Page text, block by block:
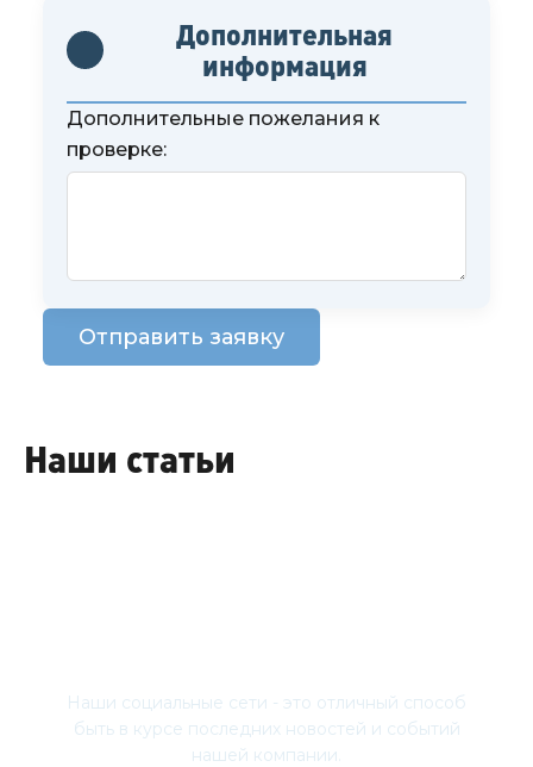
Дополнительная
информация
Дополнительные пожелания к
проверке:
Отправить заявку
Наши статьи
Наши социальные сети - это отличный способ
быть в курсе последних новостей и событий
нашей компании.